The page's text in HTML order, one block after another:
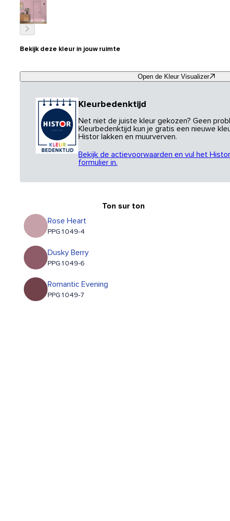
Bekijk deze kleur in jouw ruimte
Open de Kleur Visualizer
Kleurbedenktijd
Net niet de juiste kleur gekozen? Geen
Kleurbedenktijd kun je gratis een nieuwe
Histor lakken en muurverven.
Bekijk de actievoorwaarden en vul het
formulier in.
Ton sur ton
Rose Heart
PPG1049-4
Dusky Berry
PPG1049-6
Romantic Evening
PPG1049-7